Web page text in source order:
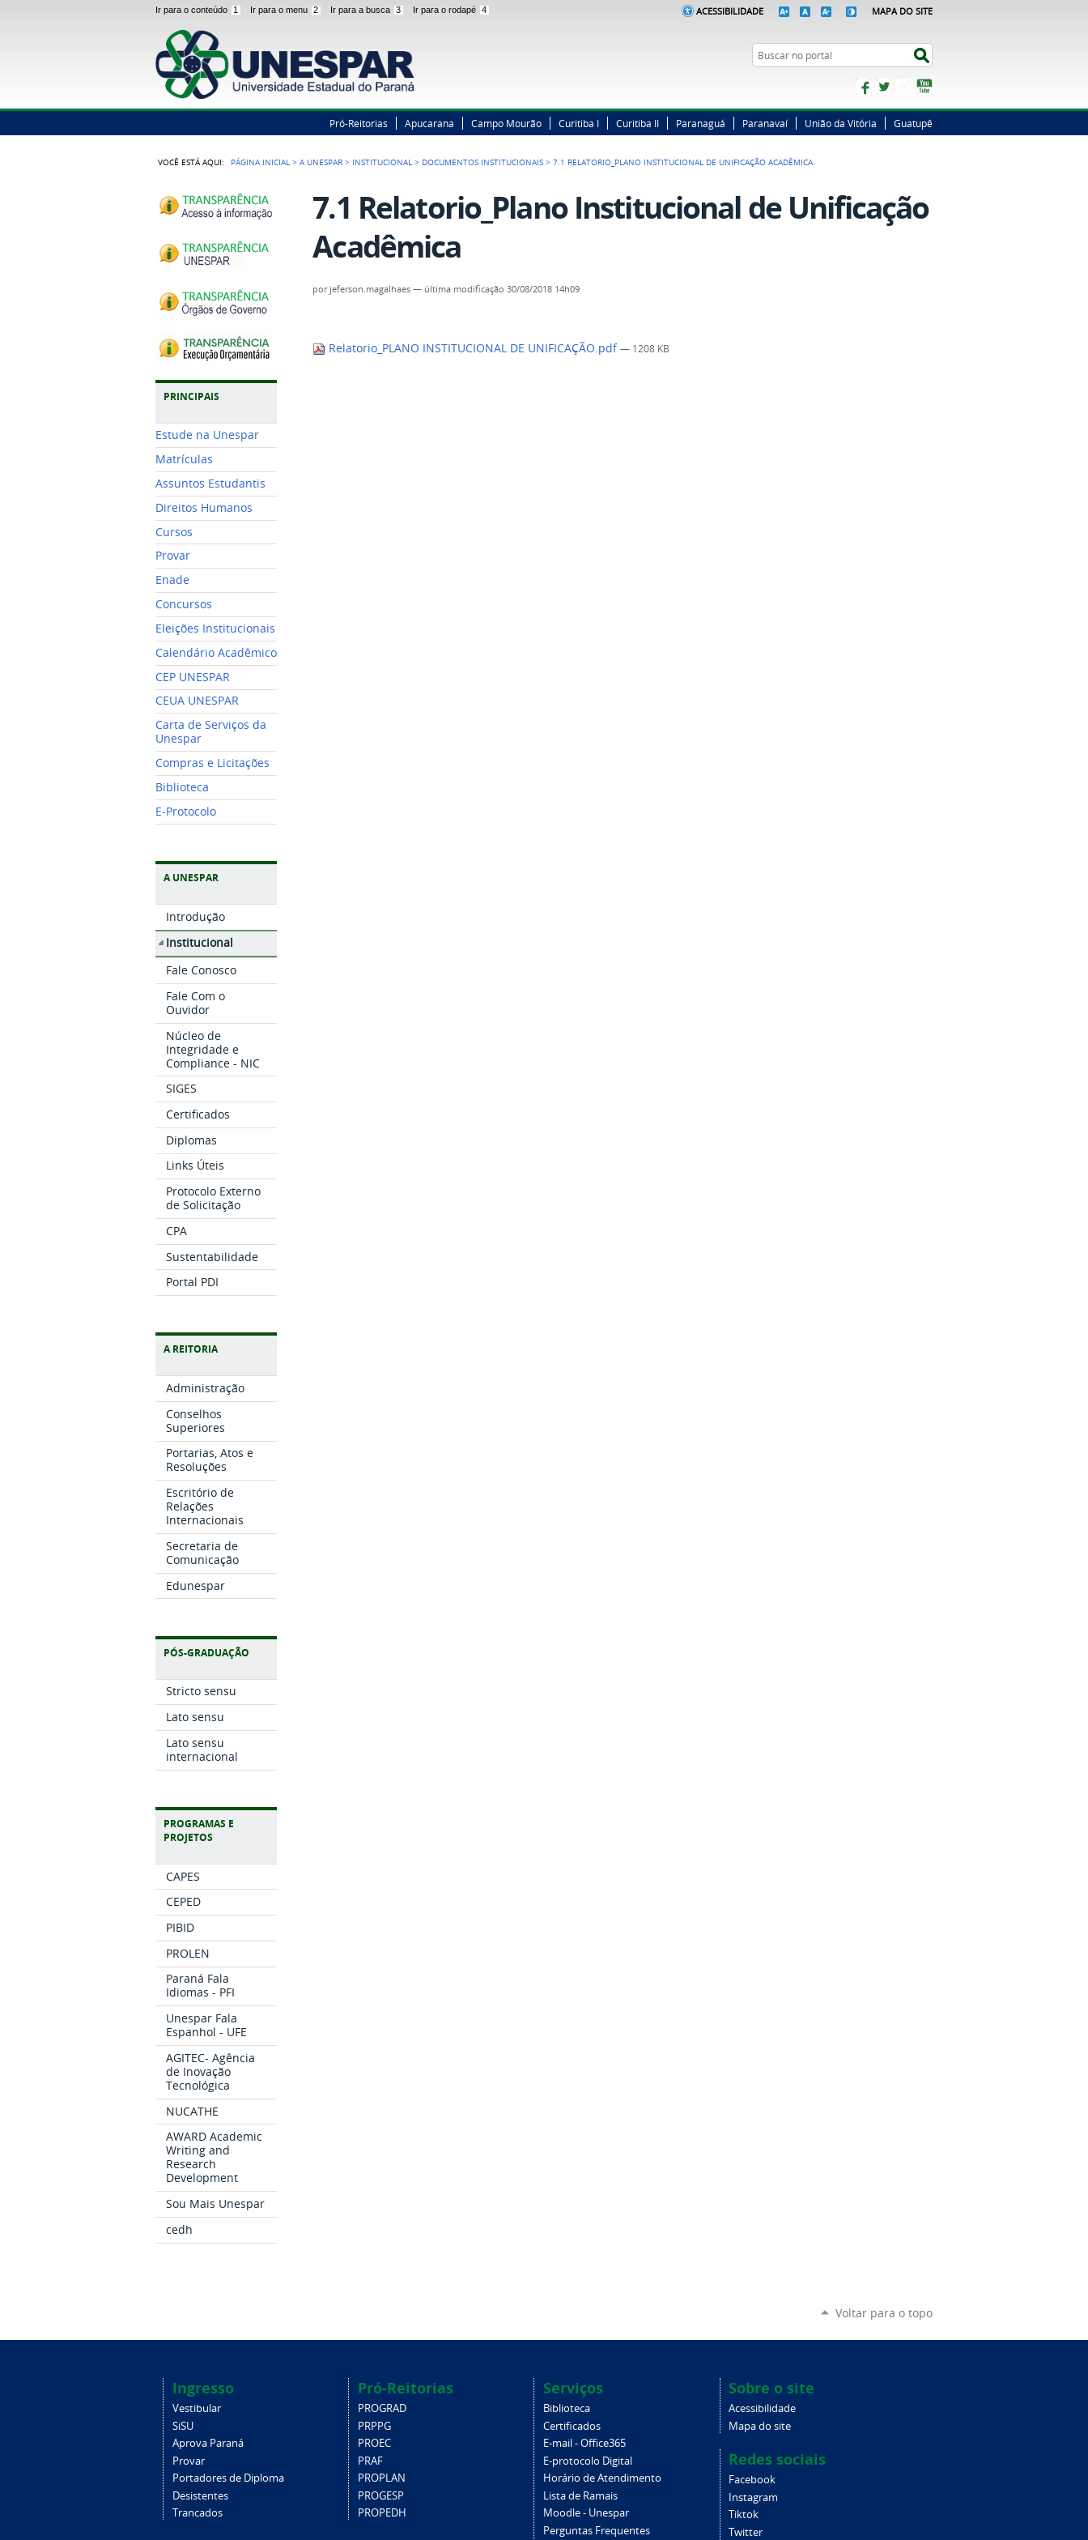
Ir para o conteúdo 1 Ir para o menu 2 Ir para a busca 3 Ir para o rodapé 4 ACESSIBILIDADE MAPA DO SITE
Busca
FacebookTwitterInstagram
Pró-Reitorias Apucarana Campo Mourão Curitiba I Curitiba II Paranaguá Paranavaí União da Vitória Guatupê
VOCÊ ESTÁ AQUI: PÁGINA INICIAL >A UNESPAR > INSTITUCIONAL > DOCUMENTOS INSTITUCIONAIS >7.1 RELATORIO_PLANO INSTITUCIONAL DE UNIFICAÇÃO ACADÊMICA
PRINCIPAIS
Estude na Unespar
Matrículas
Assuntos Estudantis
Direitos Humanos
Cursos
Provar
Enade
Concursos
Eleições Institucionais
Calendário Acadêmico
CEP UNESPAR
CEUA UNESPAR
Carta de Serviços da
Unespar
Compras e Licitações
Biblioteca
E-Protocolo
A UNESPAR
Introdução
Institucional
Fale Conosco
Fale Com o
Ouvidor
Núcleo de
Integridade e
Compliance - NIC
SIGES
Certificados
Diplomas
Links Úteis
Protocolo Externo
de Solicitação
CPA
Sustentabilidade
Portal PDI
A REITORIA
Administração
Conselhos
Superiores
Portarias, Atos e
Resoluções
Escritório de
Relações
Internacionais
Secretaria de
Comunicação
Edunespar
PÓS-GRADUAÇÃO
Stricto sensu
Lato sensu
Lato sensu
internacional
PROGRAMAS E
PROJETOS
CAPES
CEPED
PIBID
PROLEN
Paraná Fala
Idiomas - PFI
Unespar Fala
Espanhol - UFE
AGITEC- Agência
de Inovação
Tecnológica
NUCATHE
AWARD Academic
Writing and
Research
Development
Sou Mais Unespar
cedh
7.1 Relatorio_Plano Institucional de Unificação
Acadêmica
por jeferson.magalhaes — última modificação 30/08/2018 14h09
Relatorio_PLANO INSTITUCIONAL DE UNIFICAÇÃO.pdf— 1208 KB
Voltar para o topo
Ingresso
Vestibular
SiSU
Aprova Paraná
Provar
Portadores de Diploma
Desistentes
Trancados
Pró-Reitorias
PROGRAD
PRPPG
PROEC
PRAF
PROPLAN
PROGESP
PROPEDH
Serviços
Biblioteca
Certificados
E-mail - Office365
E-protocolo Digital
Horário de Atendimento
Lista de Ramais
Moodle - Unespar
Perguntas Frequentes
Sobre o site
Acessibilidade
Mapa do site
Redes sociais
Facebook
Instagram
Tiktok
Twitter